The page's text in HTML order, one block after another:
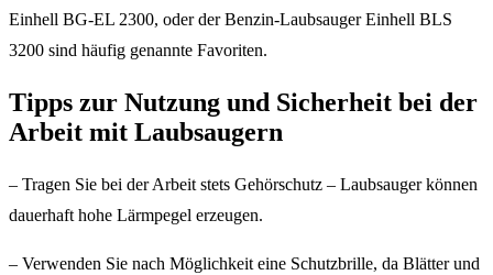
Einhell BG-EL 2300, oder der Benzin-Laubsauger Einhell BLS
3200 sind häufig genannte Favoriten.
Tipps zur Nutzung und Sicherheit bei der
Arbeit mit Laubsaugern
– Tragen Sie bei der Arbeit stets Gehörschutz – Laubsauger können
dauerhaft hohe Lärmpegel erzeugen.
– Verwenden Sie nach Möglichkeit eine Schutzbrille, da Blätter und